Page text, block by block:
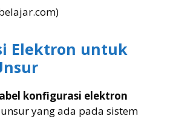
Elektron untuk
konfigurasi elektron
yang ada pada sistem